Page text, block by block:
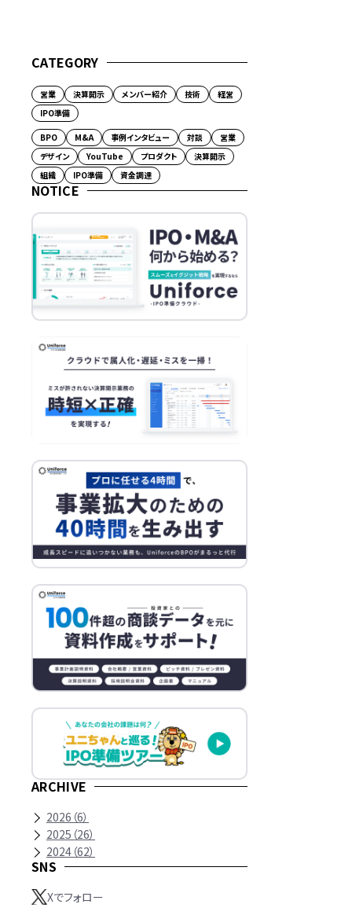
CATEGORY
営業 決算開示 メンバー紹介 技術
経営
IPO準備
BPO M&A 事例インタビュー 対談
営業
デザイン
YouTube プロダクト
決算開示
組織
IPO準備 資金調達
NOTICE
ARCHIVE
2026 （6）
2025 （26）
2024 （62）
SNS
Xでフォロー